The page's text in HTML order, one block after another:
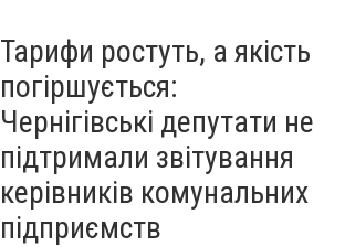
Тарифи ростуть, а якість
погіршується:
Чернігівські депутати не
підтримали звітування
керівників комунальних
підприємств